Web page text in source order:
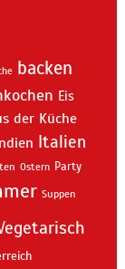
backen
Eis
der Küche
Italien
Ostern Party
Suppen